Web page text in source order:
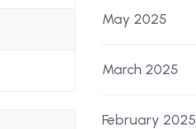
May 2025
March 2025
February 2025